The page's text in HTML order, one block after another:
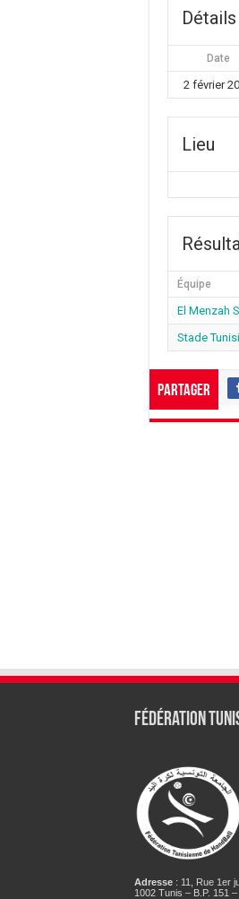
Détails
Date
2 février
Lieu
Équipe
El Menzah
Stade
Partager
Fédération
Adresse: 11, Rue 1er
1002 Tunis – B.P. 151